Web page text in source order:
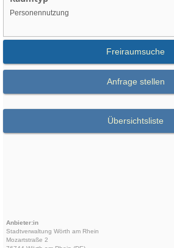
Personennutzung
Freiraumsuche
Anfrage stellen
Übersichtsliste
Anbieter:in
Stadtverwaltung Wörth am Rhein
Mozartstraße 2